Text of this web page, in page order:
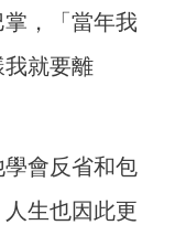
，「當年我
就要離
會反省和包
生也因此更